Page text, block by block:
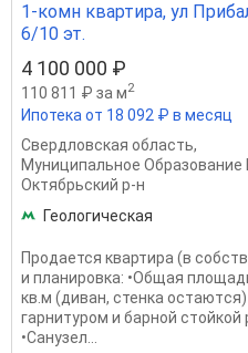
1-комн квартира, ул
6/10 эт.
4 100 000 ₽
110 811 ₽ за м2
Ипотека от 18 092 ₽ в месяц
Свердловская область,
Муниципальное Образование
Октябрьский р-н
Геологическая
Прoдаeтся квартира (в
и плaниpовка: •Общaя
кв.м (диван, стенка
гарнитуpoм и баpнoй
•Санузeл...